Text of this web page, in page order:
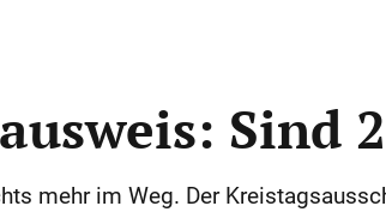
Sind
mehr im Weg. Der